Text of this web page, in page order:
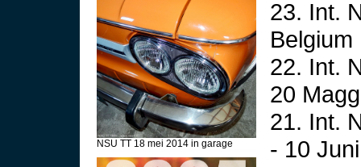
NSU TT 18 mei 2014 in garage
23. Int.
22. Int.
20
21. Int.
- 10